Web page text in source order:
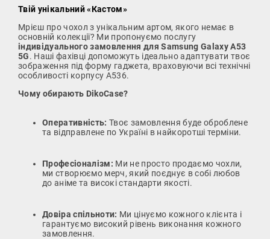
Твій унікальний «Кастом»
Мрієш про чохол з унікальним артом, якого немає в
основній колекції? Ми пропонуємо послугу
індивідуального замовлення для Samsung Galaxy A53
5G. Наші фахівці допоможуть ідеально адаптувати твоє
зображення під форму гаджета, враховуючи всі технічні
особливості корпусу A536.
Чому обирають DikoCase?
Оперативність: Твоє замовлення буде оброблене
та відправлене по Україні в найкоротші терміни.
Професіоналізм: Ми не просто продаємо чохли,
ми створюємо мерч, який поєднує в собі любов
до аніме та високі стандарти якості.
Довіра спільноти: Ми цінуємо кожного клієнта і
гарантуємо високий рівень виконання кожного
замовлення.